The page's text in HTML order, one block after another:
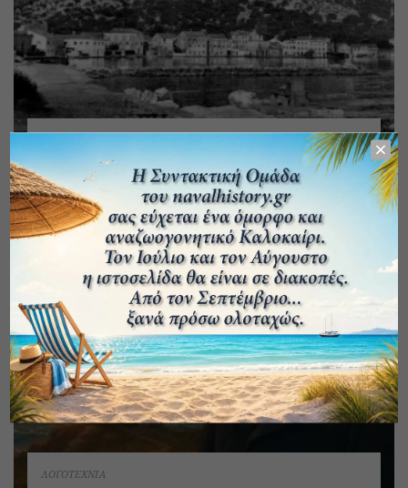
ΛΟΓΟΤΕΧΝΊΑ
Tα Χριστούγεννα της κυρα Μαρίς
ΑΛΕΞΆΝΔΡΑ ΒΛΆΧΟΥ 26 ΔΕΚΕΜΒΡΊΟΥ 2025
ΛΟΓΟΤΕΧΝΊΑ